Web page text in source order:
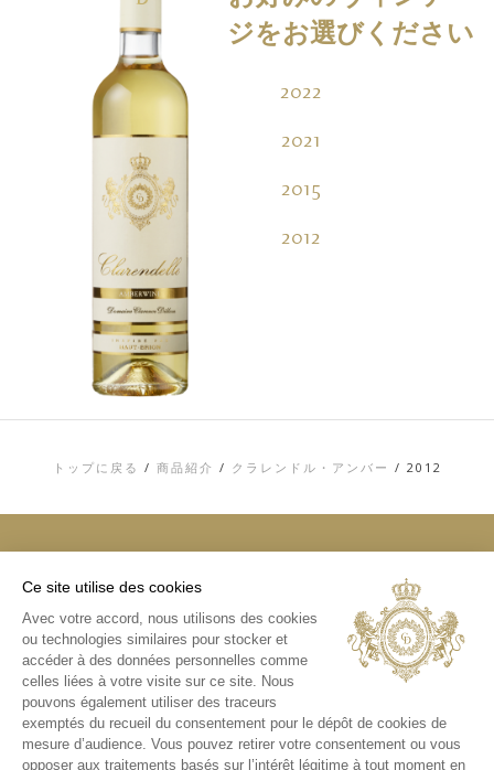
ジをお選びください
2022
2021
2015
2012
トップに戻る / 商品紹介 / クラレンドル・アンバー / 2012
お問い合わせ
利用規約
個人情報およびCOOKIE（クッキー）に関す
る方針
メディアライブラリ
インスタグラム
日本版インスタグラム
トップ
Ce site utilise des cookies
Avec votre accord, nous utilisons des cookies
ou technologies similaires pour stocker et
accéder à des données personnelles comme
celles liées à votre visite sur ce site. Nous
pouvons également utiliser des traceurs
exemptés du recueil du consentement pour le dépôt de cookies de
mesure d’audience. Vous pouvez retirer votre consentement ou vous
opposer aux traitements basés sur l’intérêt légitime à tout moment en